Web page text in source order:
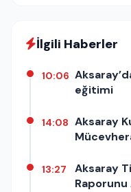
İlgili Haberler
10:06
eğitimi
14:08 Aksaray
13:27
Aksaray
Raporunu